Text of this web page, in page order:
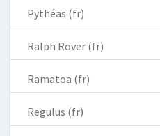
Pythéas (fr)
Ralph Rover (fr)
Ramatoa (fr)
Regulus (fr)